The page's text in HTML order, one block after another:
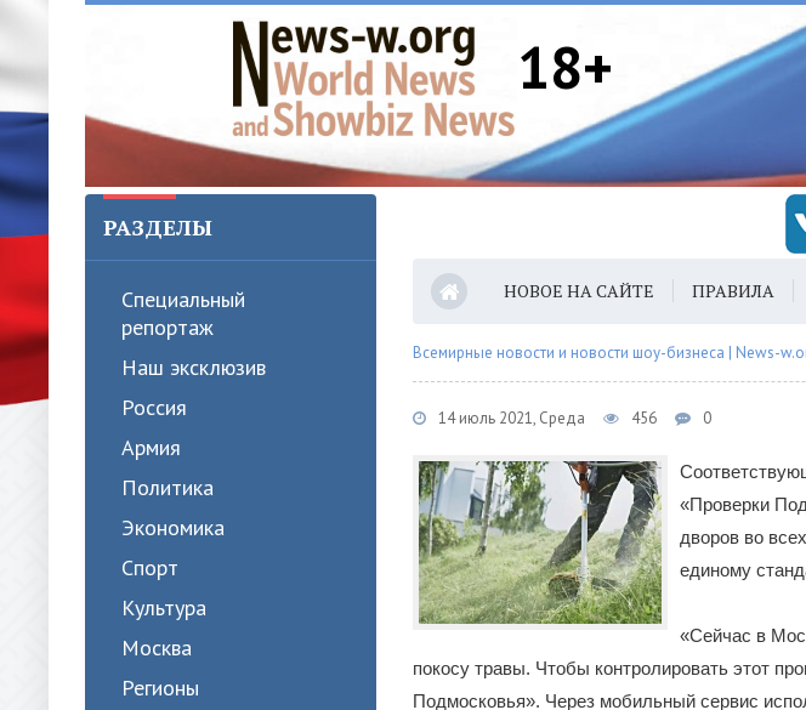
18+
РАЗДЕЛЫ
Специальный
репортаж
Наш эксклюзив
Россия
Армия
Политика
Экономика
Спорт
Культура
Москва
Регионы
НОВОЕ НА САЙТЕ ПРАВИЛА
Всемирные новости и новости шоу-бизнеса | News-
14 июль 2021, Среда 456 0
«Проверки
дворов во
единому
«Сейчас в
покосу травы. Чтобы контролировать этот
Подмосковья». Через мобильный сервис